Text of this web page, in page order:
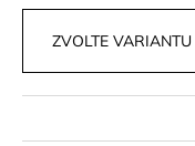
ZVOLTE VARIANTU
KRÁTKÉ
ŠATY
MALEOR
989
kč